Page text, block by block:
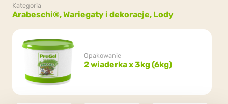
Kategoria
Arabeschi®,Wariegaty i dekoracje, Lody
Opakowanie
2 wiaderka x 3kg (6kg)